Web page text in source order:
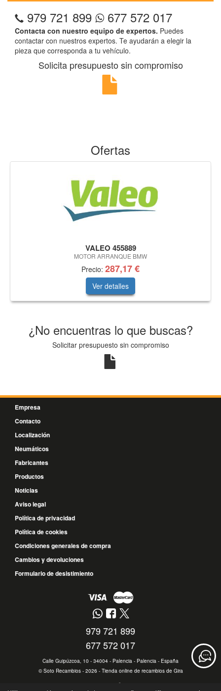
979 721 899 677 572 017
Contacta con nuestro equipo de expertos. Puedes
contactar con nuestros expertos. Te ayudarán a elegir la
pieza que corresponda a tu vehículo.
Solicita presupuesto sin compromiso
Ofertas
VALEO 455889
MOTOR ARRANQUE BMW
Precio: 287,17 €
Ver detalles
¿No encuentras lo que buscas?
Solicitar presupuesto sin compromiso
Empresa
Contacto
Localización
Neumáticos
Fabricantes
Productos
Noticias
Aviso legal
Política de privacidad
Política de cookies
Condiciones generales de compra
Cambios y devoluciones
Formulario de desistimiento
979 721 899
677 572 017
Calle Guipúzcoa, 10 - 34004 - Palencia - Palencia - España
©Soto Recambios- 2026 - Tienda online de recambios de Gira